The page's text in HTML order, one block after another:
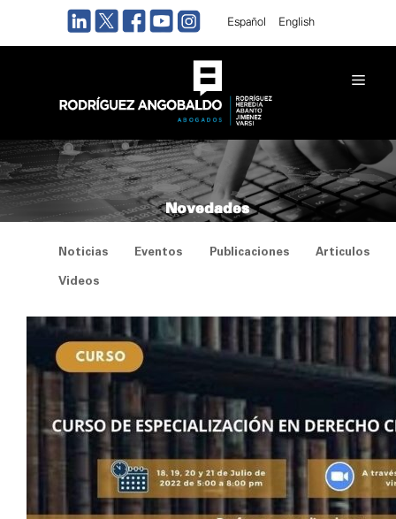
Español English
Novedades
Noticias Eventos Publicaciones Articulos
Videos